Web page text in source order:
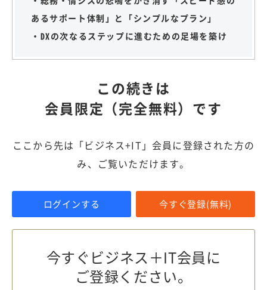
あるサポート体制」と「シンプルなプラン」
・DXの次なるステップに進むための足場を築け
この続きは
会員限定（完全無料）です
ここから先は「ビジネス+IT」会員に登録された方の
み、ご覧いただけます。
ログインする 今すぐ登録(無料)
今すぐビジネス＋IT会員に
ご登録ください。